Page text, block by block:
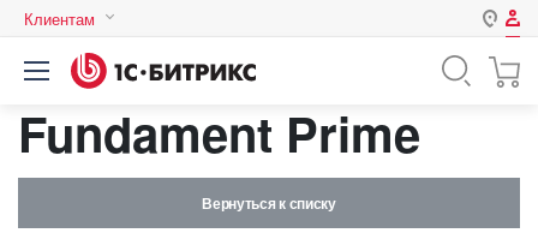
Клиентам
Казахстан
Авторизация
Нет аккаунта?Зарегистрироваться
Логин
Fundament Prime
Вернуться к списку